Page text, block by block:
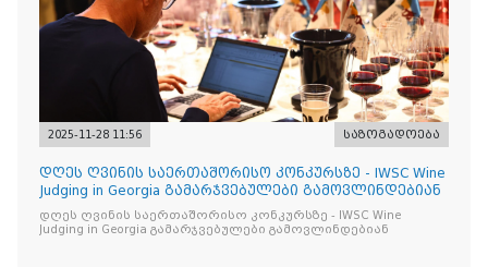
2025-11-28 11:56 საზოგადოება
დღეს ღვინის საერთაშორისო კონკურსზე - IWSC Wine
Judging in Georgia გამარჯვებულები გამოვლინდებიან
დღეს ღვინის საერთაშორისო კონკურსზე - IWSC Wine
Judging in Georgia გამარჯვებულები გამოვლინდებიან